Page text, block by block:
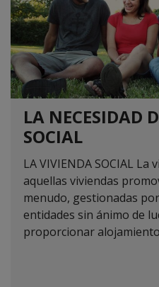
LA NECESIDAD
SOCIAL
LA VIVIENDA SOCIAL
aquellas viviendas
menudo, gestionadas
entidades sin ánimo de
proporcionar